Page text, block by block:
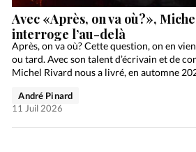
Avec «Après, on va où?»,
interroge l’au-delà
Après, on va où? Cette question, on en
ou tard. Avec son talent d’écrivain et de
Michel Rivard nous a livré, en automne
André Pinard
11 Juil 2026